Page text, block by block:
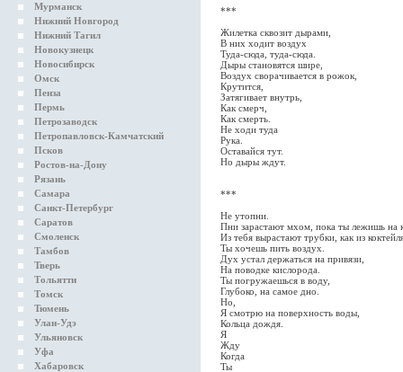
Мурманск
Нижний Новгород
Нижний Тагил
Новокузнецк
Новосибирск
Омск
Пенза
Пермь
Петрозаводск
Петропавловск-Камчатский
Псков
Ростов-на-Дону
Рязань
Самара
Санкт-Петербург
Саратов
Смоленск
Тамбов
Тверь
Тольятти
Томск
Тюмень
Улан-Удэ
Ульяновск
Уфа
Хабаровск
***
Жилетка сквозит дырами,
В них ходит воздух
Туда-сюда, туда-сюда.
Дыры становятся шире,
Воздух сворачивается в рожок,
Крутится,
Затягивает внутрь,
Как смерч,
Как смерть.
Не ходи туда
Рука.
Оставайся тут.
Но дыры ждут.
***
Не утопни.
Пни зарастают мхом, пока ты лежишь на
Из тебя вырастают трубки, как из
Ты хочешь пить воздух.
Дух устал держаться на привязи,
На поводке кислорода.
Ты погружаешься в воду,
Глубоко, на самое дно.
Но,
Я смотрю на поверхность воды,
Кольца дождя.
Я
Жду
Когда
Ты